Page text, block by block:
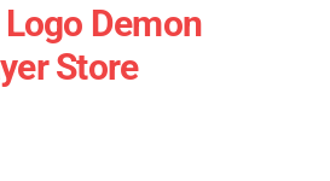
Demon
Store